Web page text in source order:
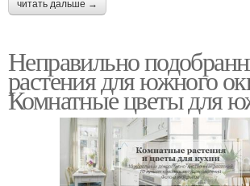
читать дальше →
Неправильно
растения для южного
Комнатные цветы для